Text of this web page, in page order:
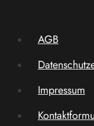
AGB
Impressum